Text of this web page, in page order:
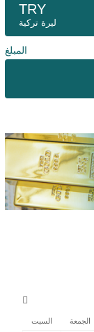
TRY
ليرة تركية
المبلغ
الجمعة السبت